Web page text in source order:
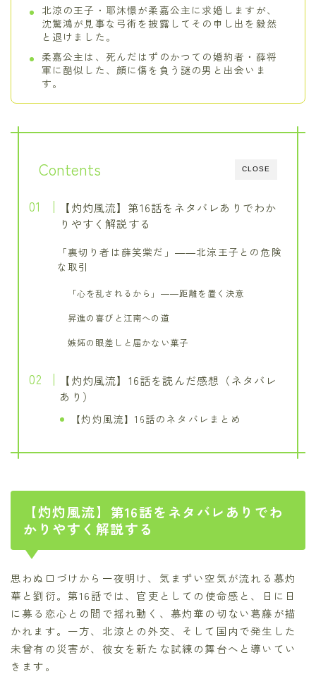
北涼の王子・耶沐憬が柔嘉公主に求婚しますが、
沈驚鴻が見事な弓術を披露してその申し出を毅然
と退けました。
柔嘉公主は、死んだはずのかつての婚約者・薛将
軍に酷似した、顔に傷を負う謎の男と出会いま
す。
CLOSE
Contents
【灼灼風流】第16話をネタバレありでわか
りやすく解説する
「裏切り者は薛笑棠だ」――北涼王子との危険
な取引
「心を乱されるから」――距離を置く決意
昇進の喜びと江南への道
嫉妬の眼差しと届かない菓子
【灼灼風流】16話を読んだ感想（ネタバレ
あり）
【灼灼風流】16話のネタバレまとめ
【灼灼風流】第16話をネタバレありでわ
かりやすく解説する
思わぬ口づけから一夜明け、気まずい空気が流れる慕灼
華と劉衍。第16話では、官吏としての使命感と、日に日
に募る恋心との間で揺れ動く、慕灼華の切ない葛藤が描
かれます。一方、北涼との外交、そして国内で発生した
未曾有の災害が、彼女を新たな試練の舞台へと導いてい
きます。